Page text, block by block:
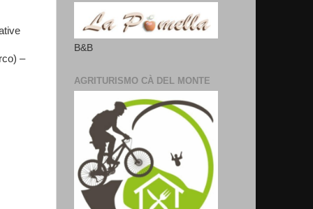
–
B&B
AGRITURISMO CÀ DEL MONTE